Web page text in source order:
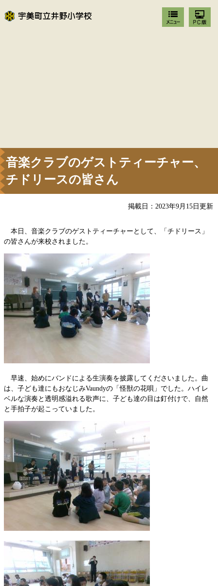
音楽クラブのゲストティーチャー、
チドリースの皆さん
掲載日：2023年9月15日更新
本日、音楽クラブのゲストティーチャーとして、「チドリース」
の皆さんが来校されました。
早速、始めにバンドによる生演奏を披露してくださいました。曲
は、子ども達にもおなじみVaundyの「怪獣の花唄」でした。ハイレ
ベルな演奏と透明感溢れる歌声に、子ども達の目は釘付けで、自然
と手拍子が起こっていました。